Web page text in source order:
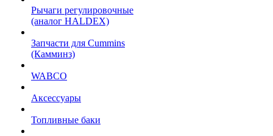
Рычаги регулировочные
(аналог HALDEX)
Запчасти для Cummins
(Камминз)
WABCO
Аксессуары
Топливные баки